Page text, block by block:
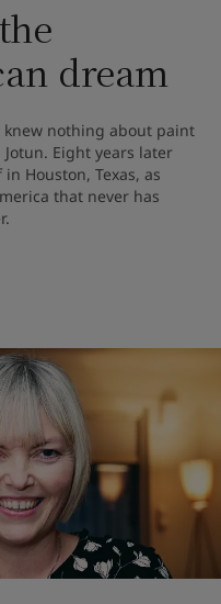
dream
knew nothing about paint
Eight years later
Houston, Texas, as
that never has